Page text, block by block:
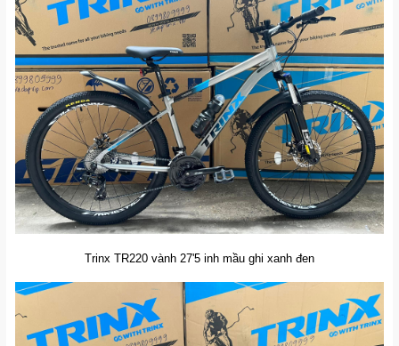
Trinx TR220 vành 27'5 inh mầu ghi xanh đen